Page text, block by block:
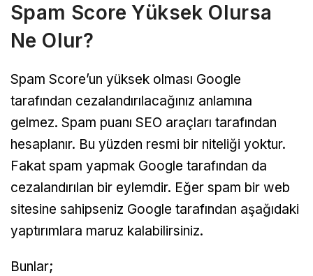
Spam Score Yüksek Olursa
Ne Olur?
Spam Score’un yüksek olması Google
tarafından cezalandırılacağınız anlamına
gelmez. Spam puanı SEO araçları tarafından
hesaplanır. Bu yüzden resmi bir niteliği yoktur.
Fakat spam yapmak Google tarafından da
cezalandırılan bir eylemdir. Eğer spam bir web
sitesine sahipseniz Google tarafından aşağıdaki
yaptırımlara maruz kalabilirsiniz.
Bunlar;